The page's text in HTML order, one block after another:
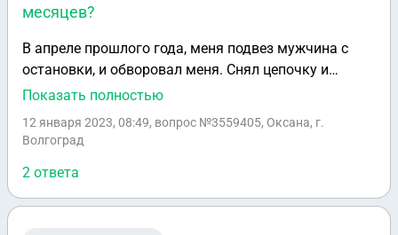
месяцев?
В апреле прошлого года, меня подвез мужчина с
остановки, и обворовал меня. Снял цепочку и
крестик. Заяву не писала. Спустя 9 месяцев, я его
работает. Могу ли, я подать на него заявление
Показать полностью
12 января 2023, 08:49, вопрос №3559405, Оксана, г.
Волгоград
2 ответа